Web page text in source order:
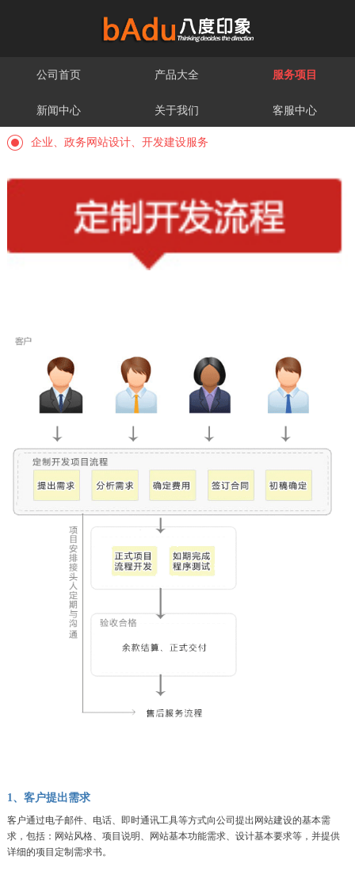
公司首页 产品大全 服务项目
新闻中心 关于我们 客服中心
企业、政务网站设计、开发建设服务
1、客户提出需求
客户通过电子邮件、电话、即时通讯工具等方式向公司提出网站建设的基本需
求，包括：网站风格、项目说明、网站基本功能需求、设计基本要求等，并提供
详细的项目定制需求书。